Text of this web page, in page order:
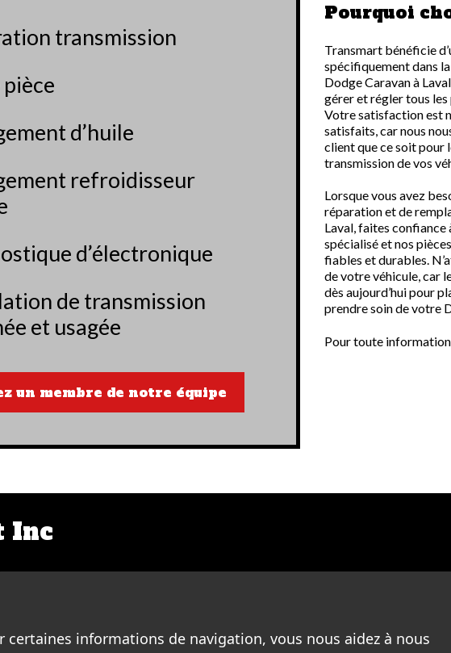
transmission
d’huile
refroidisseur
d’électronique
de transmission
et usagée
un membre de notre équipe
Pourquoi
Transmart bénéficie
spécifiquement dans
Dodge Caravan à
gérer et régler tous
Votre satisfaction est
satisfaits, car nous
client que ce soit pour
transmission de vos
Lorsque vous avez
réparation et de
Laval, faites
spécialisé et nos
fiables et durables.
de votre véhicule, car
dès aujourd’hui pour
prendre soin de votre
Pour toute
Inc
H7S 1N4
certaines informations de navigation, vous nous aidez à nous